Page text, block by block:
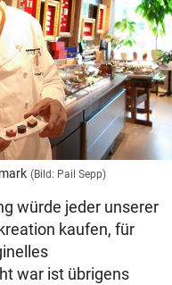
(Bild: Pail Sepp)
würde jeder unserer
kaufen, für
war ist übrigens